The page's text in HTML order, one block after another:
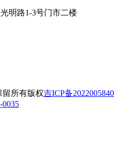
明路1-3号门市二楼
留所有版权吉ICP备2022005840
0035